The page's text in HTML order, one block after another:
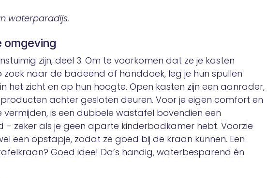
waterparadijs.
omgeving
zijn, deel 3. Om te voorkomen dat ze je kasten
naar de badeend of handdoek, leg je hun spullen
het zicht en op hun hoogte. Open kasten zijn een aanrader,
achter gesloten deuren. Voor je eigen comfort en
is een dubbele wastafel bovendien een
zeker als je geen aparte kinderbadkamer hebt. Voorzie
een opstapje, zodat ze goed bij de kraan kunnen. Een
Goed idee! Da’s handig, waterbesparend én